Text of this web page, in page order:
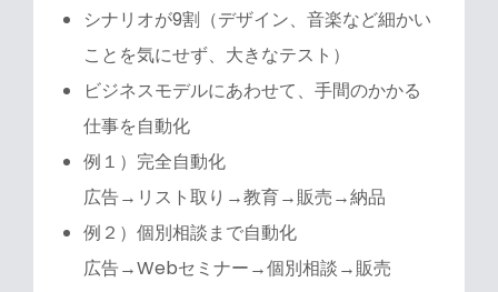
シナリオが9割（デザイン、音楽など細かい
ことを気にせず、大きなテスト）
ビジネスモデルにあわせて、手間のかかる
仕事を自動化
例１）完全自動化
広告→リスト取り→教育→販売→納品
例２）個別相談まで自動化
広告→Webセミナー→個別相談→販売